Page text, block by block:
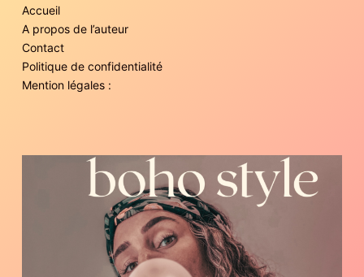
Accueil
A propos de l’auteur
Contact
Politique de confidentialité
Mention légales :